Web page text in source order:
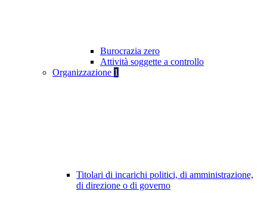
Burocrazia zero
Attività soggette a controllo
Organizzazione 1
Titolari di incarichi politici, di amministrazione,
di direzione o di governo